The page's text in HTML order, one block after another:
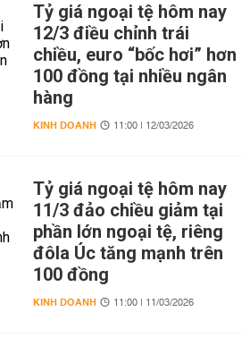
Tỷ giá ngoại tệ hôm nay
12/3 điều chỉnh trái
chiều, euro “bốc hơi” hơn
100 đồng tại nhiều ngân
hàng
KINH DOANH 11:00 | 12/03/2026
Tỷ giá ngoại tệ hôm nay
11/3 đảo chiều giảm tại
phần lớn ngoại tệ, riêng
đôla Úc tăng mạnh trên
100 đồng
KINH DOANH 11:00 | 11/03/2026